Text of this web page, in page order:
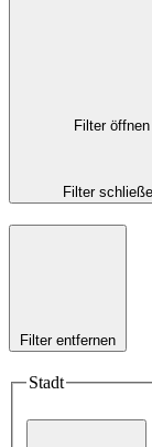
Filter öffnen
Filter
Filter entfernen
Stadt